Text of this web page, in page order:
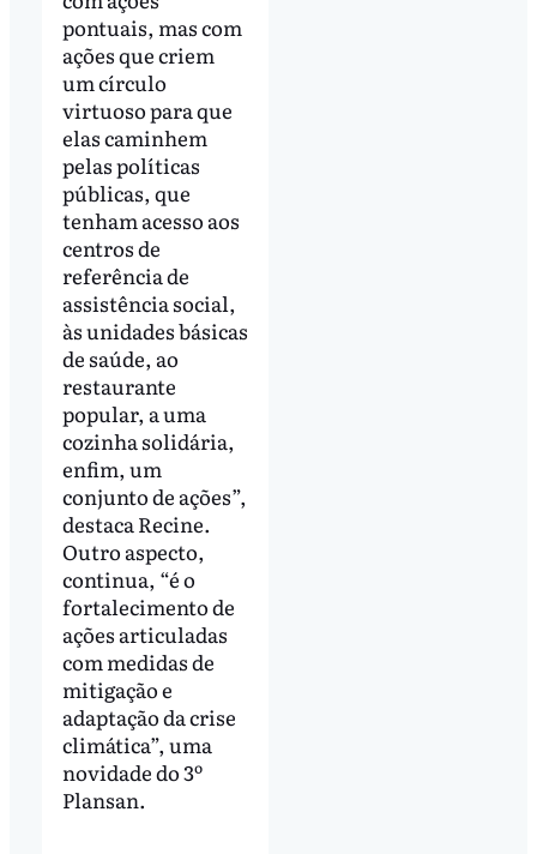
pontuais, mas com
ações que criem
um círculo
virtuoso para que
elas caminhem
pelas políticas
públicas, que
tenham acesso aos
centros de
referência de
assistência social,
às unidades básicas
de saúde, ao
restaurante
popular, a uma
cozinha solidária,
enfim, um
conjunto de ações”,
destaca Recine.
Outro aspecto,
continua, “é o
fortalecimento de
ações articuladas
com medidas de
mitigação e
adaptação da crise
climática”, uma
novidade do 3º
Plansan.